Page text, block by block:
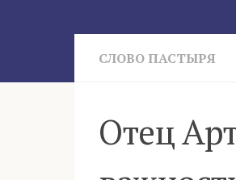
СЛОВО ПАСТЫРЯ
Отец